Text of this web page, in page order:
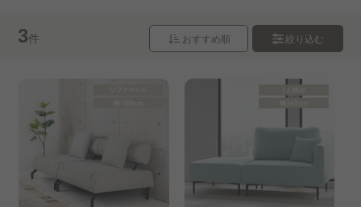
2人掛けソファ
レザーソファ カウチソファ・コーナーソファ..
天然木フレームソファ
コンパクトソファ ビーズクッション
3件 おすすめ順 絞り込む